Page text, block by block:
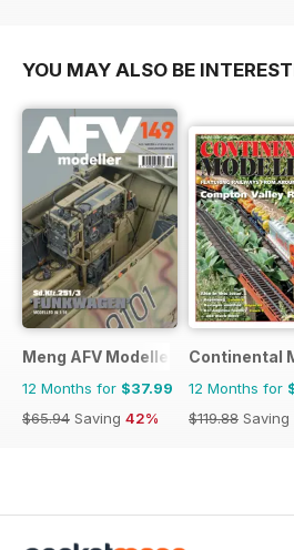
YOU MAY ALSO BE
Meng AFV Modeller
12 Months for $37.99
$65.94 Saving 42%
Continental
12 Months for
$119.88 Saving